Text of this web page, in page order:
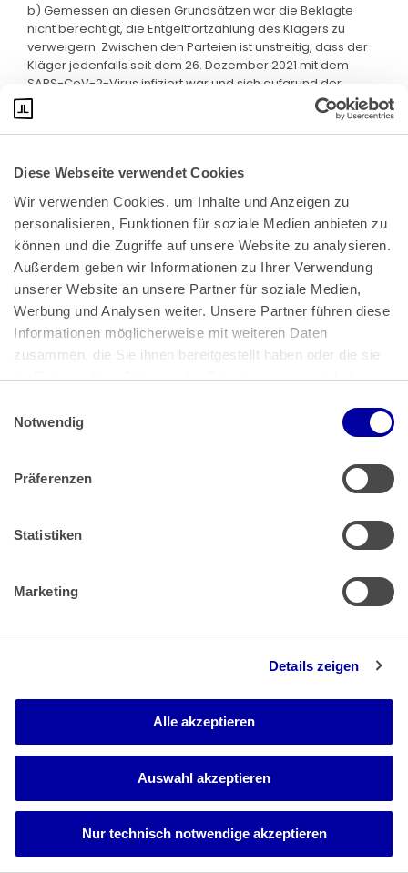
Diese Webseite verwendet Cookies
Wir verwenden Cookies, um Inhalte und Anzeigen zu
personalisieren, Funktionen für soziale Medien anbieten zu
können und die Zugriffe auf unsere Website zu analysieren.
Außerdem geben wir Informationen zu Ihrer Verwendung
unserer Website an unsere Partner für soziale Medien,
Werbung und Analysen weiter. Unsere Partner führen diese
Informationen möglicherweise mit weiteren Daten
zusammen, die Sie ihnen bereitgestellt haben oder die sie
im Rahmen Ihrer Nutzung der Dienste gesammelt haben.
Impressum
Notwendig
Präferenzen
Statistiken
Marketing
Details zeigen
Alle akzeptieren
Auswahl akzeptieren
Nur technisch notwendige akzeptieren
b) Gemessen an diesen Grundsätzen war die Beklagte
nicht berechtigt, die Entgeltfortzahlung des Klägers zu
verweigern. Zwischen den Parteien ist unstreitig, dass der
Kläger jedenfalls seit dem 26. Dezember 2021 mit dem
SARS-CoV-2-Virus infiziert war und sich aufgrund der
Ordnungsverfügung der Gemeinde N vom 29. Dezember
2021 bis zum 12. Januar 2022 in Isolierung (Quarantäne) in
häuslicher Umgebung begeben musste. Streit besteht nicht
über deren rechtliche Bewertung. Die Vorlage einer
ärztlichen Bescheinigung ist aufgrund des anderweitigen
Nachweises der Tatsachen, die zur krankheitsbedingten
Arbeitsunfähigkeit des Klägers führten, entbehrlich.
5. Der Kläger hat die Ausschlussfrist des § 49.2 Buchst. b
MTV gewahrt. Die rechtzeitige Geltendmachung der
Forderung steht zwischen den Parteien nicht im Streit.
6. Der Zinsanspruch beruht auf § 288 Abs. 1, § 286 Abs. 2 Nr. 1
BGB. Dem Kläger stehen nach § 187 Abs. 1 BGB
Fälligkeit bestimmt sich nach § 39.7 Abs. 2 MTV.
Bundeskanzlerplatz 2
Rücksendungen/Widerrufsbelehrung
Muster Widerrufsformular (PDF)
Remissionsbedingungen für den Handel